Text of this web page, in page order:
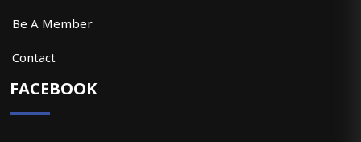
Be A Member
Contact
FACEBOOK